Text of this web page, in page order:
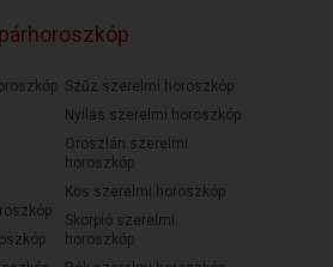
Szűz szerelmi horoszkóp
Nyilas szerelmi horoszkóp
Oroszlán szerelmi
horoszkóp
Kos szerelmi horoszkóp
Skorpió szerelmi
horoszkóp